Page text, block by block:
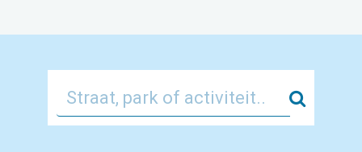
Zoek